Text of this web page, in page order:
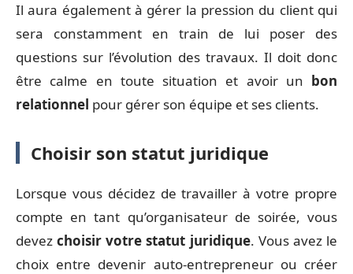
Il aura également à gérer la pression du client qui
sera constamment en train de lui poser des
questions sur l’évolution des travaux. Il doit donc
être calme en toute situation et avoir un bon
relationnel pour gérer son équipe et ses clients.
Choisir son statut juridique
Lorsque vous décidez de travailler à votre propre
compte en tant qu’organisateur de soirée, vous
devezchoisir votre statut juridique. Vous avez le
choix entre devenir auto-entrepreneur ou créer